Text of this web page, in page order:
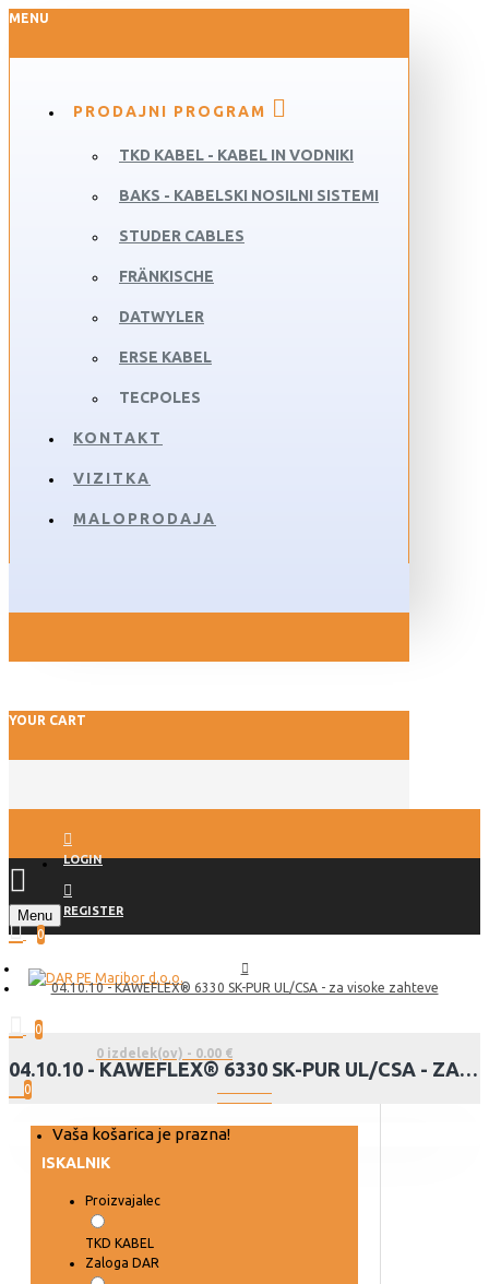
MENU
PRODAJNI PROGRAM
TKD KABEL - KABEL IN VODNIKI
BAKS - KABELSKI NOSILNI SISTEMI
STUDER CABLES
FRÄNKISCHE
DATWYLER
ERSE KABEL
TECPOLES
KONTAKT
VIZITKA
MALOPRODAJA
YOUR CART
LOGIN
REGISTER
Menu
0
0
0 izdelek(ov) - 0.00 €
0
Vaša košarica je prazna!
04.10.10 - KAWEFLEX® 6330 SK-PUR UL/CSA - za visoke zahteve
04.10.10 - KAWEFLEX® 6330 SK-PUR UL/CSA - ZA VISOKE ZAHTEVE
ISKALNIK
Proizvajalec
TKD KABEL
Zaloga DAR